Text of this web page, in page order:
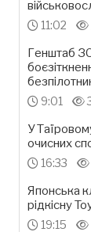
11:02
Генштаб
9:01
У
очисних
16:33
Японська
рідкісну
19:15